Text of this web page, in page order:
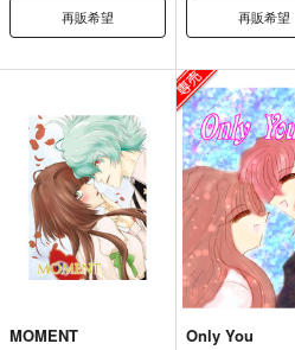
再販希望 再販希望
MOMENT
Only You